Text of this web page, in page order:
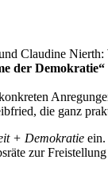
Claudine Nierth:
der Demokratie“
die ganz
+ Demokratie
zur